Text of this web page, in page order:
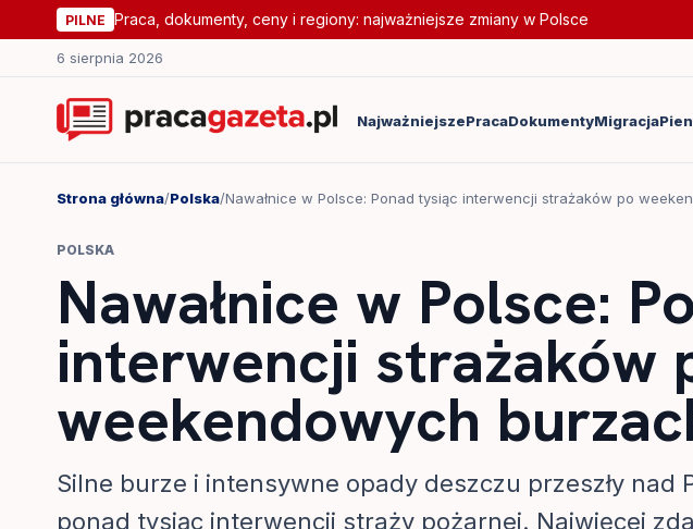
PILNE Praca, dokumenty, ceny i regiony: najważniejsze zmiany w Polsce
6 sierpnia 2026
NajważniejszePracaDokumentyMigracja
Strona główna/Polska/Nawałnice w Polsce: Ponad tysiąc interwencji strażaków po
POLSKA
Nawałnice w Polsce:
interwencji strażaków
weekendowych
Silne burze i intensywne opady deszczu przeszły nad
ponad tysiąc interwencji straży pożarnej. Najwięcej